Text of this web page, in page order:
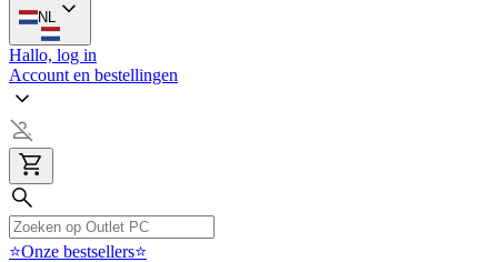
NL
Hallo, log in
Account en bestellingen
⭐Onze bestsellers⭐